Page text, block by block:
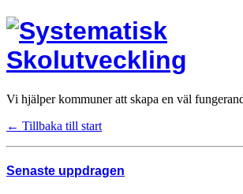
Vi hjälper kommuner att skapa en väl
← Tillbaka till start
Senaste uppdragen